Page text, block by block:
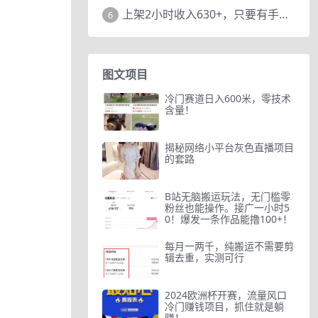
6 上架2小时收入630+，只要有手就能做的AI搞钱项目，奶奶看完都能学会!
图文项目
冷门赛道日入600米，零技术
含量！
揭秘网络小平台灰色直播项目
的套路
B站无脑搬运玩法，无门槛零
粉丝也能操作。接广一小时5
0！爆发一条作品能撸100+！
每月一两千，纯搬运不需要剪
辑去重，实测可行
2024欧洲杯开赛，流量风口
冷门赚钱项目，抓住就是躺